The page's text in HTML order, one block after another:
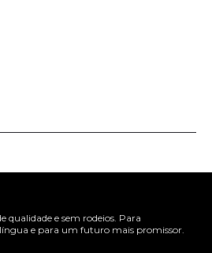
qualidade e sem rodeios. Para
e para um futuro mais promissor.